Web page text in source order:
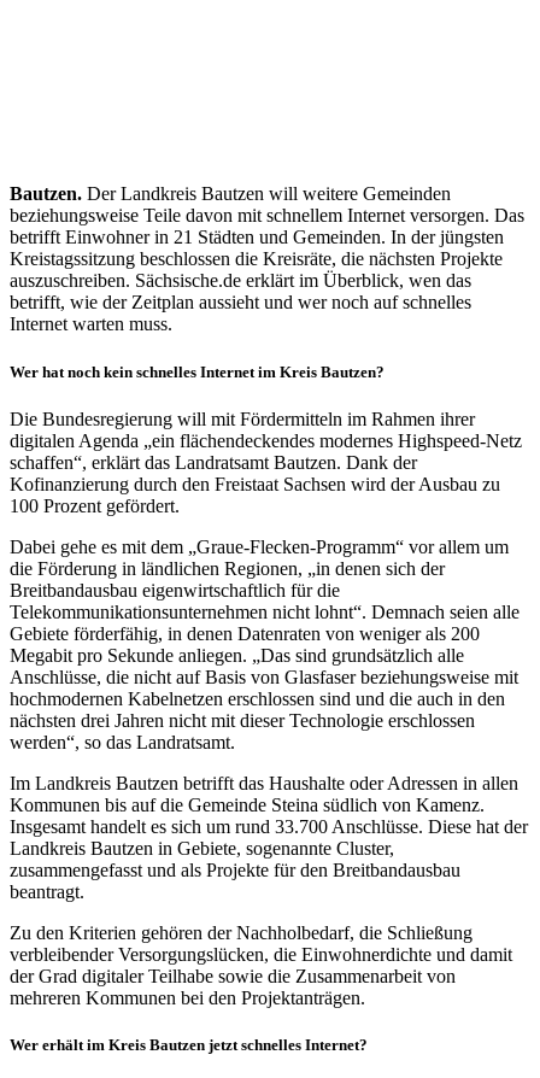
Bautzen. Der Landkreis Bautzen will weitere Gemeinden
beziehungsweise Teile davon mit schnellem Internet versorgen. Das
betrifft Einwohner in 21 Städten und Gemeinden. In der jüngsten
Kreistagssitzung beschlossen die Kreisräte, die nächsten Projekte
auszuschreiben. Sächsische.de erklärt im Überblick, wen das
betrifft, wie der Zeitplan aussieht und wer noch auf schnelles
Internet warten muss.
Wer hat noch kein schnelles Internet im Kreis Bautzen?
Die Bundesregierung will mit Fördermitteln im Rahmen ihrer
digitalen Agenda „ein flächendeckendes modernes Highspeed-Netz
schaffen“, erklärt das Landratsamt Bautzen. Dank der
Kofinanzierung durch den Freistaat Sachsen wird der Ausbau zu
100 Prozent gefördert.
Dabei gehe es mit dem „Graue-Flecken-Programm“ vor allem um
die Förderung in ländlichen Regionen, „in denen sich der
Breitbandausbau eigenwirtschaftlich für die
Telekommunikationsunternehmen nicht lohnt“. Demnach seien alle
Gebiete förderfähig, in denen Datenraten von weniger als 200
Megabit pro Sekunde anliegen. „Das sind grundsätzlich alle
Anschlüsse, die nicht auf Basis von Glasfaser beziehungsweise mit
hochmodernen Kabelnetzen erschlossen sind und die auch in den
nächsten drei Jahren nicht mit dieser Technologie erschlossen
werden“, so das Landratsamt.
Im Landkreis Bautzen betrifft das Haushalte oder Adressen in allen
Kommunen bis auf die Gemeinde Steina südlich von Kamenz.
Insgesamt handelt es sich um rund 33.700 Anschlüsse. Diese hat der
Landkreis Bautzen in Gebiete, sogenannte Cluster,
zusammengefasst und als Projekte für den Breitbandausbau
beantragt.
Zu den Kriterien gehören der Nachholbedarf, die Schließung
verbleibender Versorgungslücken, die Einwohnerdichte und damit
der Grad digitaler Teilhabe sowie die Zusammenarbeit von
mehreren Kommunen bei den Projektanträgen.
Wer erhält im Kreis Bautzen jetzt schnelles Internet?